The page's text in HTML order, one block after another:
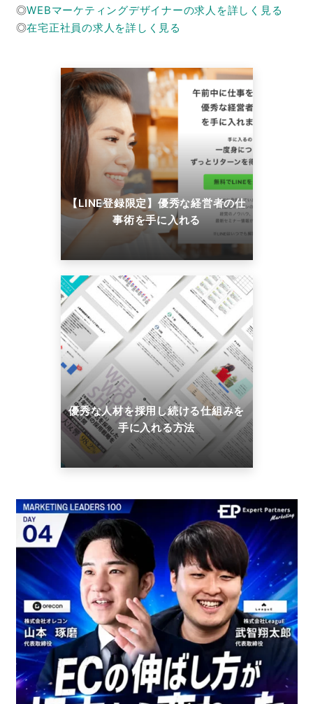
◎WEBマーケティングデザイナーの求人を詳しく見る
◎在宅正社員の求人を詳しく見る
【LINE登録限定】優秀な経営者の仕
事術を手に入れる
優秀な人材を採用し続ける仕組みを
手に入れる方法